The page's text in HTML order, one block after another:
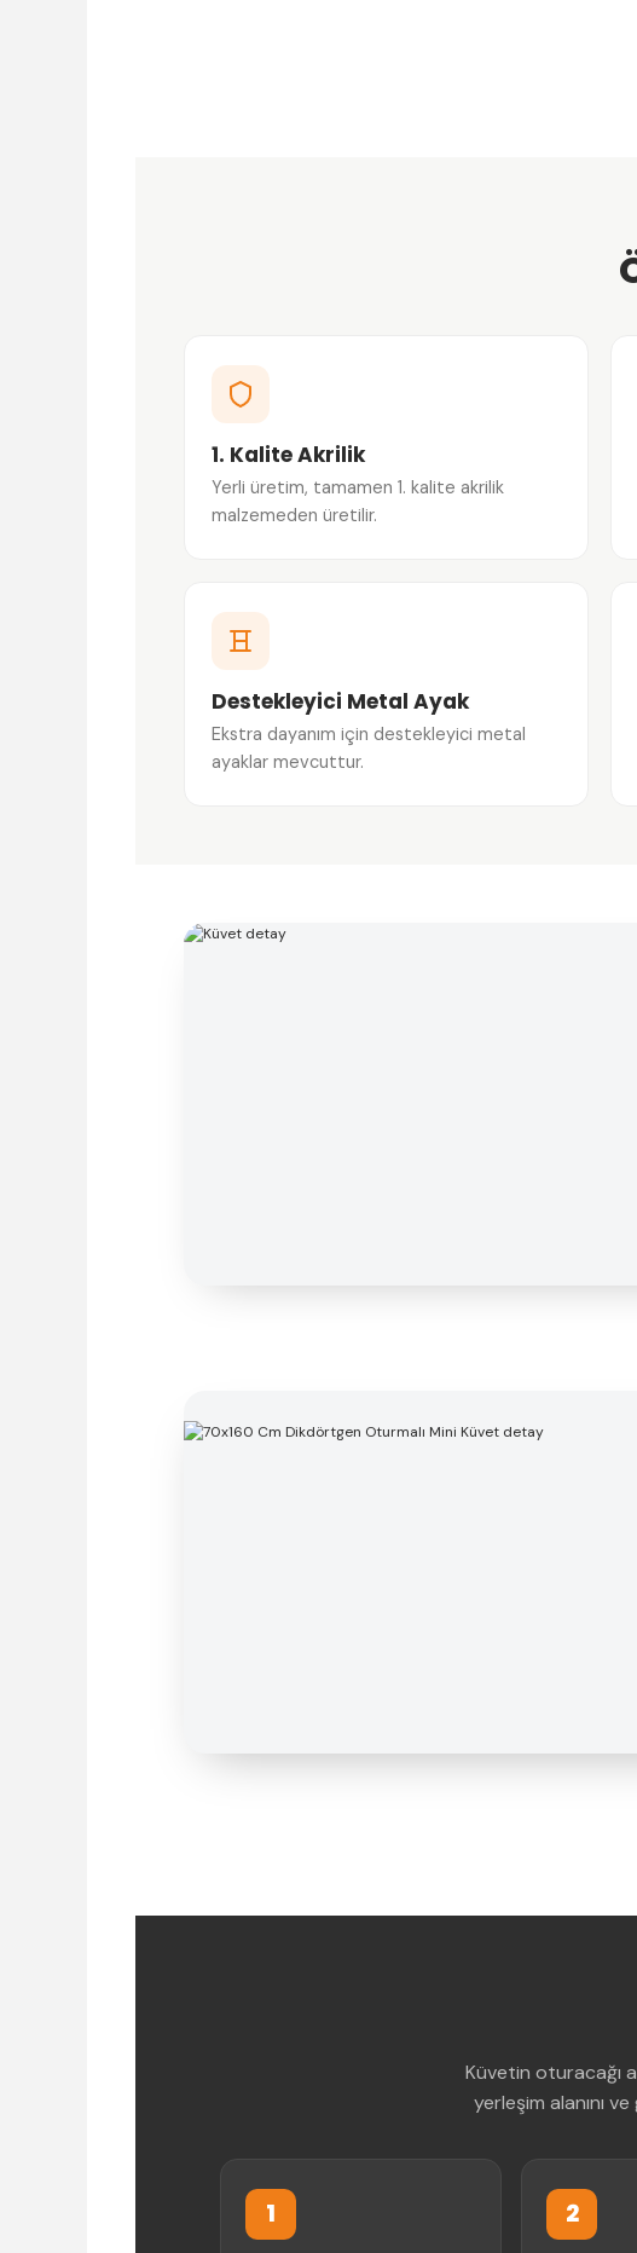
1. Kalite Akrilik
Yerli üretim, tamamen 1. kalite akrilik
malzemeden üretilir.
Destekleyici Metal Ayak
Ekstra dayanım için destekleyici metal
ayaklar mevcuttur.
Küvetin oturacağı
yerleşim alanını
1 2